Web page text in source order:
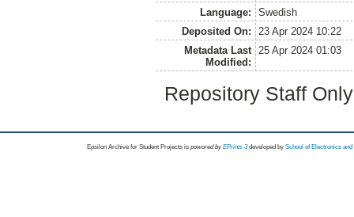
Language:
Swedish
Deposited On:
23 Apr 2024 10:22
Metadata Last
Modified:
25 Apr 2024 01:03
Repository Staff
Epsilon Archive for Student Projects is powored byEPrints 3 developed by School of Electronics